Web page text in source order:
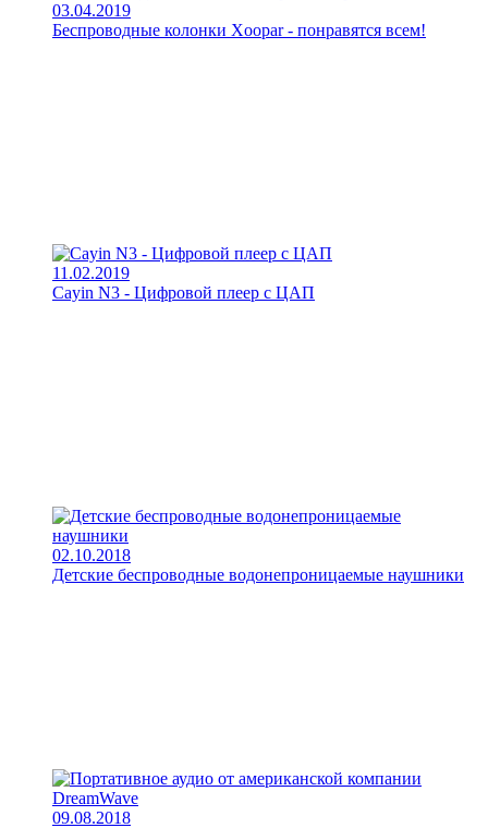
03.04.2019
Беспроводные колонки Xoopar - понравятся всем!
11.02.2019
Cayin N3 - Цифровой плеер с ЦАП
02.10.2018
Детские беспроводные водонепроницаемые наушники
09.08.2018